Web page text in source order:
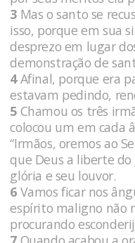
3 Mas o santo se
isso, porque em sua
desprezo em lugar
demonstração de
4Afinal, porque era
estavam pedindo,
5 Chamou os três
colocou um em cada
“Irmãos, oremos ao
que Deus a liberte
glória e seu louvor.
6 Vamos ficar nos
espírito maligno não
procurando